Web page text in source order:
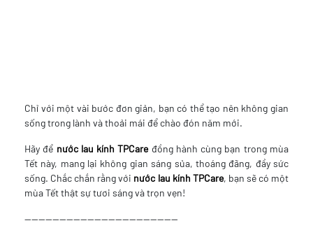
Chỉ với một vài bước đơn giản, bạn có thể tạo nên không gian
sống trong lành và thoải mái để chào đón năm mới.
Hãy để nước lau kính TPCaređồng hành cùng bạn trong mùa
Tết này, mang lại không gian sáng sủa, thoáng đãng, đầy sức
sống. Chắc chắn rằng với nước lau kính TPCare, bạn sẽ có một
mùa Tết thật sự tươi sáng và trọn vẹn!
--------------------------------------------